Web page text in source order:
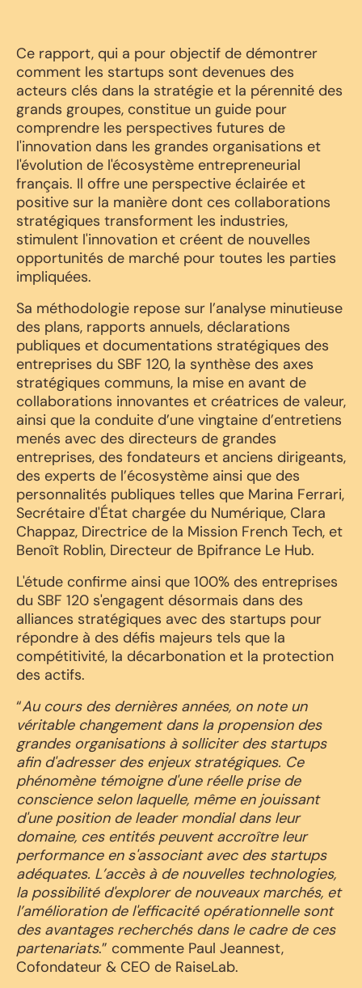
Ce rapport, qui a pour objectif de démontrer
comment les startups sont devenues des
acteurs clés dans la stratégie et la pérennité des
grands groupes, constitue un guide pour
comprendre les perspectives futures de
l'innovation dans les grandes organisations et
l'évolution de l'écosystème entrepreneurial
français. Il offre une perspective éclairée et
positive sur la manière dont ces collaborations
stratégiques transforment les industries,
stimulent l'innovation et créent de nouvelles
opportunités de marché pour toutes les parties
impliquées.
Sa méthodologie repose sur l’analyse minutieuse
des plans, rapports annuels, déclarations
publiques et documentations stratégiques des
entreprises du SBF 120, la synthèse des axes
stratégiques communs, la mise en avant de
collaborations innovantes et créatrices de valeur,
ainsi que la conduite d’une vingtaine d’entretiens
menés avec des directeurs de grandes
entreprises, des fondateurs et anciens dirigeants,
des experts de l’écosystème ainsi que des
personnalités publiques telles que Marina Ferrari,
Secrétaire d'État chargée du Numérique, Clara
Chappaz, Directrice de la Mission French Tech, et
Benoît Roblin, Directeur de Bpifrance Le Hub.
L'étude confirme ainsi que 100% des entreprises
du SBF 120 s'engagent désormais dans des
alliances stratégiques avec des startups pour
répondre à des défis majeurs tels que la
compétitivité, la décarbonation et la protection
des actifs.
“Au cours des dernières années, on note un
véritable changement dans la propension des
grandes organisations à solliciter des startups
afin d'adresser des enjeux stratégiques. Ce
phénomène témoigne d'une réelle prise de
conscience selon laquelle, même en jouissant
d'une position de leader mondial dans leur
domaine, ces entités peuvent accroître leur
performance en s'associant avec des startups
adéquates. L’accès à de nouvelles technologies,
la possibilité d'explorer de nouveaux marchés, et
l’amélioration de l'efficacité opérationnelle sont
des avantages recherchés dans le cadre de ces
partenariats.” commente Paul Jeannest,
Cofondateur & CEO de RaiseLab.